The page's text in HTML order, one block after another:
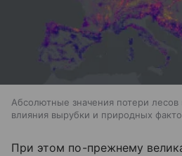
Абсолютные значения потери лесов
влияния вырубки и природных
При этом по-прежнему